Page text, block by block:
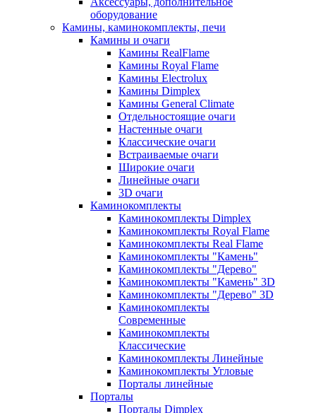
оборудование
Камины, каминокомплекты, печи
Камины и очаги
Камины RealFlame
Камины Royal Flame
Камины Electrolux
Камины Dimplex
Камины General Climate
Отдельностоящие очаги
Настенные очаги
Классические очаги
Встраиваемые очаги
Широкие очаги
Линейные очаги
3D очаги
Каминокомплекты
Каминокомплекты Dimplex
Каминокомплекты Royal Flame
Каминокомплекты Real Flame
Каминокомплекты "Камень"
Каминокомплекты "Дерево"
Каминокомплекты "Камень" 3D
Каминокомплекты "Дерево" 3D
Каминокомплекты
Современные
Каминокомплекты
Классические
Каминокомплекты Линейные
Каминокомплекты Угловые
Порталы линейные
Порталы
Порталы Dimplex